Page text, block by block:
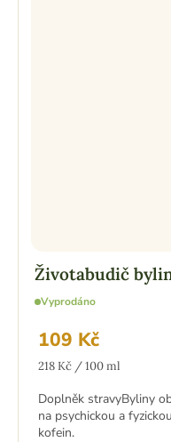
Životabudič
Vyprodáno
109 Kč
Měrná
218 Kč / 100 ml
Doplněk stravyByliny
na psychickou a
kofein.